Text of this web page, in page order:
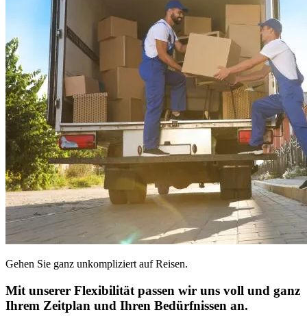
Gehen Sie ganz unkompliziert auf Reisen.
Mit unserer Flexibilität passen wir uns voll und ganz
Ihrem Zeitplan und Ihren Bedürfnissen an.